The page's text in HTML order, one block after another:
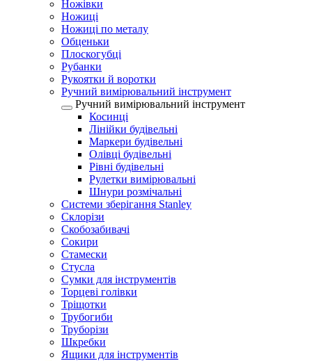
Ножівки
Ножиці
Ножиці по металу
Обценьки
Плоскогубці
Рубанки
Рукоятки й воротки
Ручний вимірювальний інструмент
Ручний вимірювальний інструмент
Косинці
Лінійки будівельні
Маркери будівельні
Олівці будівельні
Рівні будівельні
Рулетки вимірювальні
Шнури розмічальні
Системи зберігання Stanley
Склорізи
Скобозабивачі
Сокири
Стамески
Стусла
Сумки для інструментів
Торцеві голівки
Тріщотки
Трубогиби
Труборізи
Шкребки
Ящики для інструментів